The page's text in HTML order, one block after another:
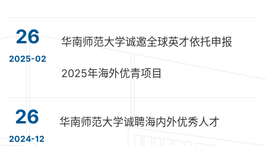
26
2025-02
华南师范大学诚邀全球英才依托申报
2025年海外优青项目
26
2024-12
华南师范大学诚聘海内外优秀人才